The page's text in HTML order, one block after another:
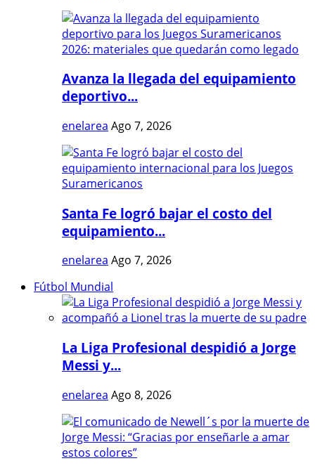
Avanza la llegada del equipamiento
deportivo...
enelarea Ago 7, 2026
Santa Fe logró bajar el costo del
equipamiento...
enelarea Ago 7, 2026
Fútbol Mundial
La Liga Profesional despidió a Jorge
Messi y...
enelarea Ago 8, 2026